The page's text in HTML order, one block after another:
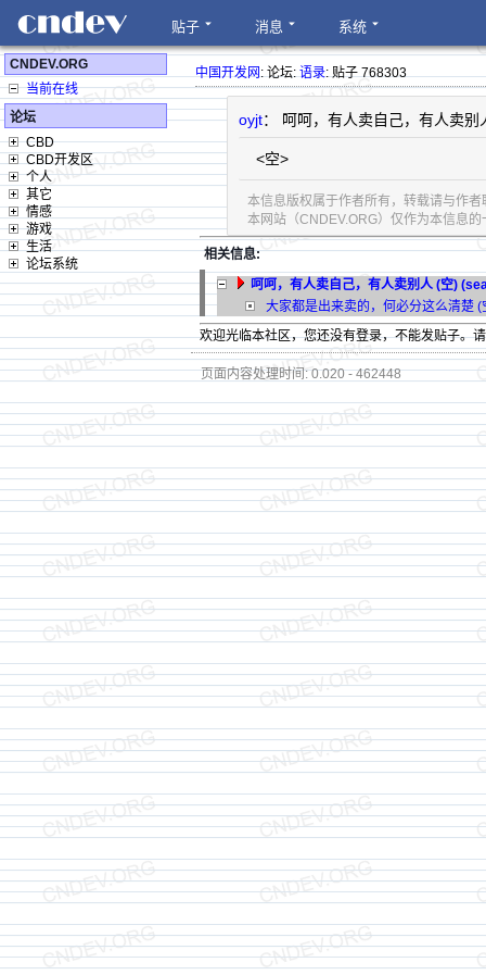
贴子 消息 系统
CNDEV.ORG
当前在线
论坛
CBD
CBD开发区
个人
其它
情感
游戏
生活
论坛系统
中国开发网: 论坛:语录: 贴子 768303
oyjt： 呵呵，有人卖自己，有人卖
<空>
本信息版权属于作者所有，转载请与作
本网站（CNDEV.ORG）仅作为本信息
相关信息:
呵呵，有人卖自己，有人卖别人 (空)
大家都是出来卖的，何必分这么清楚
欢迎光临本社区，您还没有登录，不能发贴子。
页面内容处理时间: 0.020 - 462448